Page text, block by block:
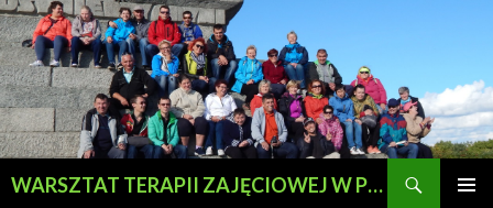
WARSZTAT TERAPII ZAJĘCIOWEJ W PRZEWOZIE